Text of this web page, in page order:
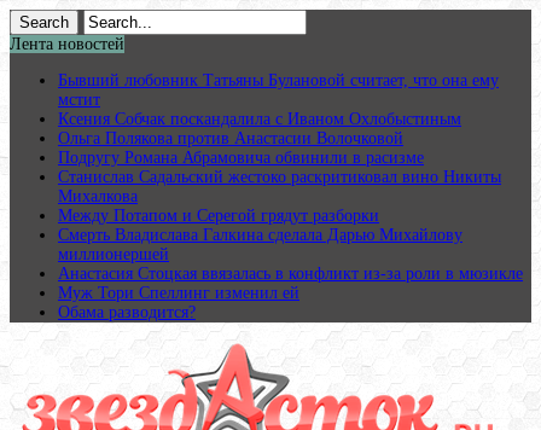
Лента новостей
Бывший любовник Татьяны Булановой считает, что она ему
мстит
Ксения Собчак поскандалила с Иваном Охлобыстиным
Ольга Полякова против Анастасии Волочковой
Подругу Романа Абрамовича обвинили в расизме
Станислав Садальский жестоко раскритиковал вино Никиты
Михалкова
Между Потапом и Серегой грядут разборки
Смерть Владислава Галкина сделала Дарью Михайлову
миллионершей
Анастасия Стоцкая ввязалась в конфликт из-за роли в мюзикле
Муж Тори Спеллинг изменил ей
Обама разводится?